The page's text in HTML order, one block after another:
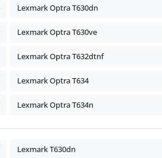
Lexmark Optra T630dn
Lexmark Optra T630ve
Lexmark Optra T632dtnf
Lexmark Optra T634
Lexmark Optra T634n
Lexmark T630dn